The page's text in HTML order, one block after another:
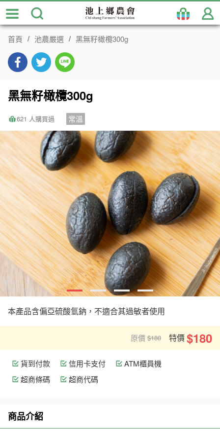
跳
到
主
首頁 池農嚴選 黑無籽橄欖300g
黑無籽橄欖300g
621 人購買過 常溫
本產品含偏亞硫酸氫鈉，不適合其過敏者使用
原價 $180 特價$180
貨到付款 信用卡支付
ATM櫃員機
超商條碼
超商代碼
商品介紹